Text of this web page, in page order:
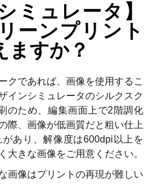
ミュレータ】
ーンプリント
ますか？
クであれば、画像を使用するこ
インシミュレータのシルクスク
のため、編集画面上で2階調化
際、画像が低画質だと粗い仕上
あり、解像度は600dpi以上を
大きな画像をご用意ください。
画像はプリントの再現が難しい